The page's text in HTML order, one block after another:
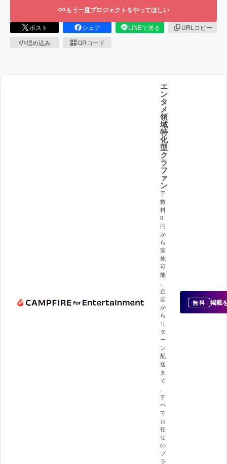
もう一度プロジェクトをやってほしい
ポスト シェア LINEで送る
URLコピー
埋め込み
QRコード
エ
ン
タ
メ
領
域
特
化
型
ク
ラ
フ
ァ
ン
手
数
料
0
円
か
ら
実
施
可
能
。
企
画
か
ら
リ
タ
ー
ン
配
送
ま
で
、
す
べ
て
お
任
せ
の
プ
ラ
無料 掲載